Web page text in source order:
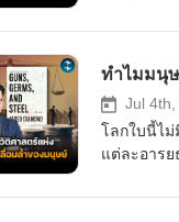
จะมาเปิดห
ทำไมมนุษ
Jul
โลกใบนี้ไม่
แต่ละอาร
ที่ยาวนานก